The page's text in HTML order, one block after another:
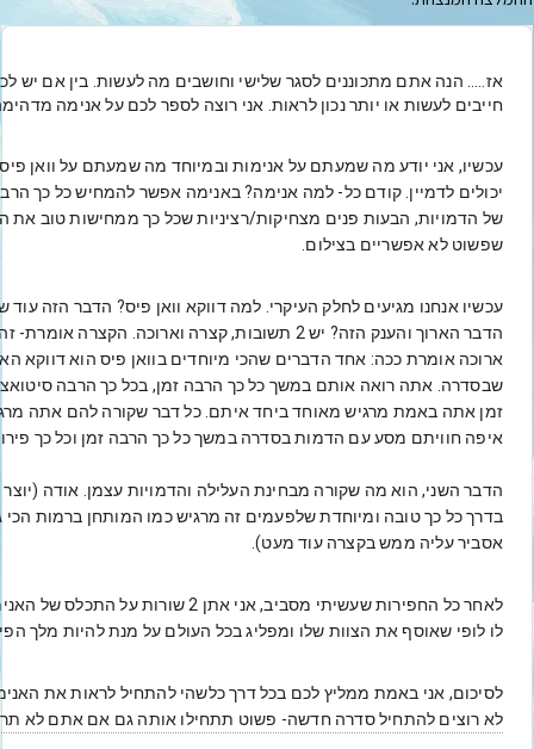
חייבים לעשות או יותר נכון לראות. אני רוצה לספר לכם על אנימה
שפשוט לא אפשריים בצילום.
איפה חוויתם מסע עם הדמות בסדרה במשך כל כך הרבה זמן וכל כך
אסביר עליה ממש בקצרה עוד מעט).
לו לופי שאוסף את הצוות שלו ומפליג בכל העולם על מנת להיות מלך
לא רוצים להתחיל סדרה חדשה- פשוט תתחילו אותה גם אם אתם לא